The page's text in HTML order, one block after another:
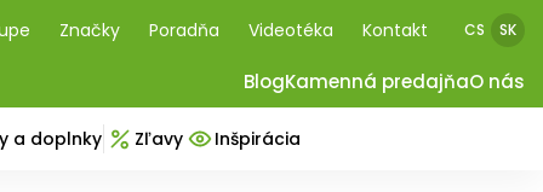
Značky Poradňa Videotéka Kontakt CS SK
BlogKamenná predajňaO nás
a doplnky Zľavy Inšpirácia